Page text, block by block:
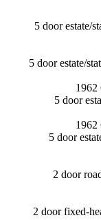
5 door estate/​
5 door estate/​
1962
5 door
1962
5 door
2 door
2 door fixed-